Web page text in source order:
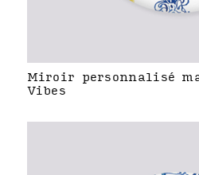
Miroir personnalisé
Vibes